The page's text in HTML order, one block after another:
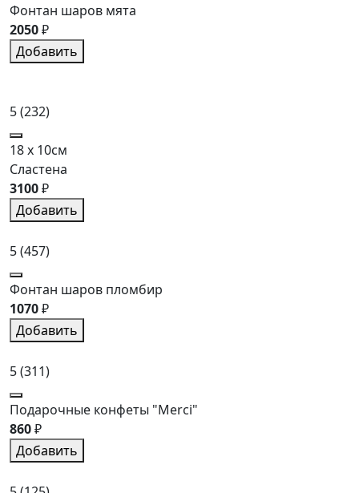
Фонтан шаров мята
2050₽
Добавить
5(232)
18 x 10см
Сластена
3100₽
Добавить
5(457)
Фонтан шаров пломбир
1070₽
Добавить
5(311)
Подарочные конфеты "Merci"
860₽
Добавить